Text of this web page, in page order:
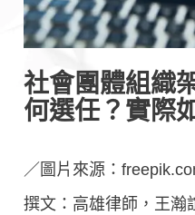
社會團體組織
何選任？實際
／圖片來源：
撰文：高雄律師，王瀚